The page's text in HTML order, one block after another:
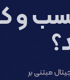
و
مبتنی بر